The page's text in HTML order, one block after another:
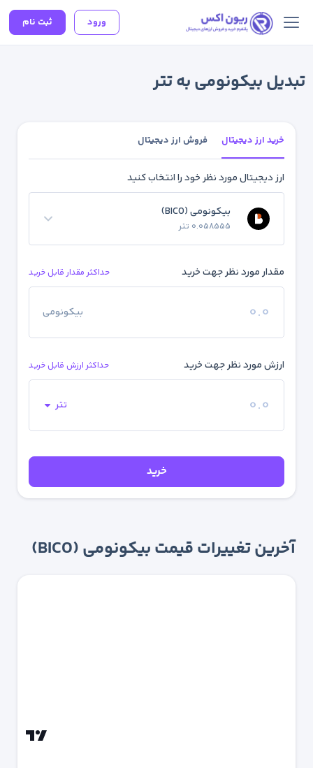
ورود ثبت نام
تبدیل بیکونومی به تتر
خرید ارز دیجیتال فروش ارز دیجیتال
ارز دیجیتال مورد نظر خود را انتخاب کنید
بیکونومی (BICO)
0.058555 تتر
مقدار مورد نظر جهت خرید حداکثر مقدار قابل خرید
بیکونومی
ارزش مورد نظر جهت خرید حداکثر ارزش قابل خرید
تتر
خرید
آخرین تغییرات قیمت بیکونومی (BICO)